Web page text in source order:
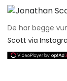
De har begge
Scott via